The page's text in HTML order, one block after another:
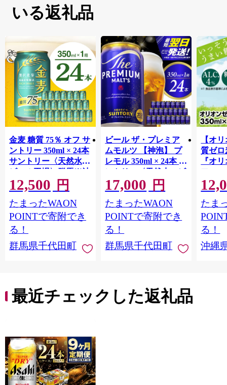
いる返礼品
金麦 糖質 75％ オフ サ
ントリー 350ml × 24本
サントリー〈天然水の
ビール工場〉群馬※沖
縄・離島地域へのお届
け不可
12,500 円
たまったWAON
POINTで寄附でき
る！
群馬県千代田町
ビール ザ・プレミア
ムモルツ 【神泡】 プ
レモル 350ml × 24本 サ
ントリー〈天然水のビ
ール工場〉群馬※沖
縄・離島地域へのお届
け不可
17,000 円
たまったWAON
POINTで寄附でき
る！
群馬県千代田町
【オ
質ゼロ
『オ
フ』
泡酒
1ケー
ロ ゼ
麦芽3
化し
すめ
重瀬
たま
る！
沖縄
最近チェックした返礼品